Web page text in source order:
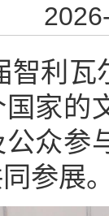
智利瓦
国家的
众参
参展